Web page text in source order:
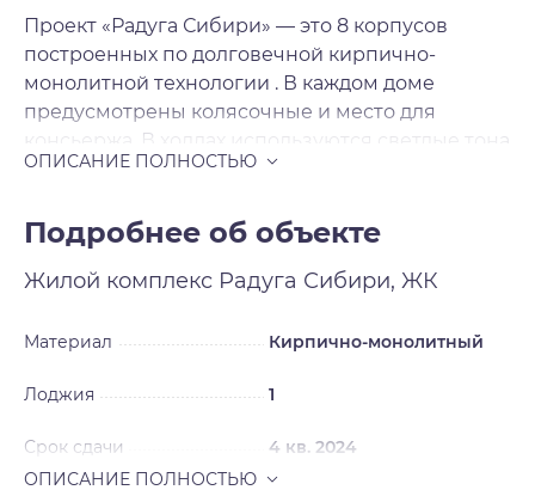
Проект «Радуга Сибири» — это 8 корпусов
построенных по долговечной кирпично-
монолитной технологии . В каждом доме
предусмотрены колясочные и место для
консьержа. В холлах используются светлые тона
керамогранитной плитки и установлены
движения. Дополнительный источник света –
это витражные входные группы. Вход в подъезд
выполнен практически в одном уровне с
множество планировочных решений: в
европланировки. Сдаются квартиры без
потолков 2. 75 метра. Из окон открываются
потрясающие виды на зеленые насаждения
Подробнее об объекте
Жилой комплекс Радуга Сибири, ЖК
Материал Кирпично-монолитный
Лоджия 1
Срок сдачи 4 кв. 2024